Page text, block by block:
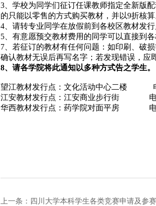
3 、学校为同学们征订任课教师指定全新版
的只能以零售的方式购买教材，并以9折核算
4 、请转专业同学在放假前到各校区教材发
5 、有意愿预交教材费用的同学可以直接到
7 、若征订的教材有任何问题：如印刷、破
确认教材无误后再写名字；若发现错误，应
8、请各学院将此通知以多种方式告之学生。
望江教材发行点：文化活动中心二楼
江安教材发行点：江安商业步行街
华西教材发行点：药学院对面平房
上一条： 四川大学本科学生各类竞赛申请及参